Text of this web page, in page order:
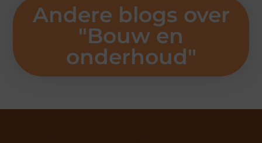
Andere blogs over
"Bouw en
onderhoud"